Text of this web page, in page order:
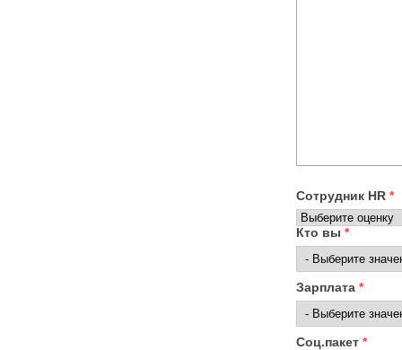
Сотрудник HR *
Кто вы *
Зарплата *
Соц.пакет *